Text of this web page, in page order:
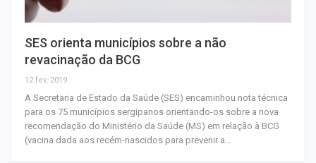
SES orienta municípios sobre a não
revacinação da BCG
12 fev, 2019
A Secretaria de Estado da Saúde (SES) encaminhou nota técnica
para os 75 municípios sergipanos orientando-os sobre a nova
recomendação do Ministério da Saúde (MS) em relação à BCG
(vacina dada aos recém-nascidos para prevenir a…